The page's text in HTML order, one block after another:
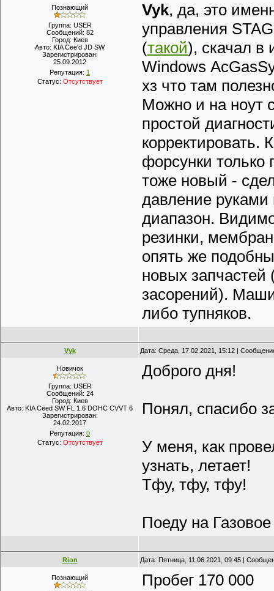
Познающий
Группа: USER
Сообщений: 82
Город: Киев
Авто: KIA Cee'd JD SW
Зарегистрирован:
25.09.2012
Репутация: 1
Статус: Отсутствует
Vyk, да, это
управления
(такой), скачал в
Windows
хз что там
Можно и на ноут
простой
корректировать.
форсунки только
тоже новый -
давление руками
диапазон.
резинки,
опять же
новых запчастей
засорений).
либо тупняков.
Vyk Дата: Среда, 17.02.2021, 15:12 |
Новичок
Группа: USER
Сообщений: 24
Город: Киев
Авто: KIA Ceed SW FL 1.6 DOHC CVVT 6
Зарегистрирован:
24.02.2017
Репутация: 0
Статус: Отсутствует
Доброго дня!
Понял, спасибо
У меня, как
узнать, летает!
Тфу, тфу, тфу!
Поеду на
Rion Дата: Пятница, 11.06.2021, 09:45 |
Познающий Пробег 170 000